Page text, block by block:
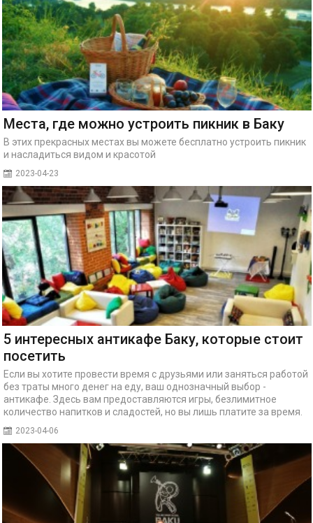
Места, где можно устроить пикник в Баку
В этих прекрасных местах вы можете бесплатно устроить пикник
и насладиться видом и красотой
2023-04-23
5 интересных антикафе Баку, которые стоит
посетить
Если вы хотите провести время с друзьями или заняться работой
без траты много денег на еду, ваш однозначный выбор -
антикафе. Здесь вам предоставляются игры, безлимитное
количество напитков и сладостей, но вы лишь платите за время.
2023-04-06